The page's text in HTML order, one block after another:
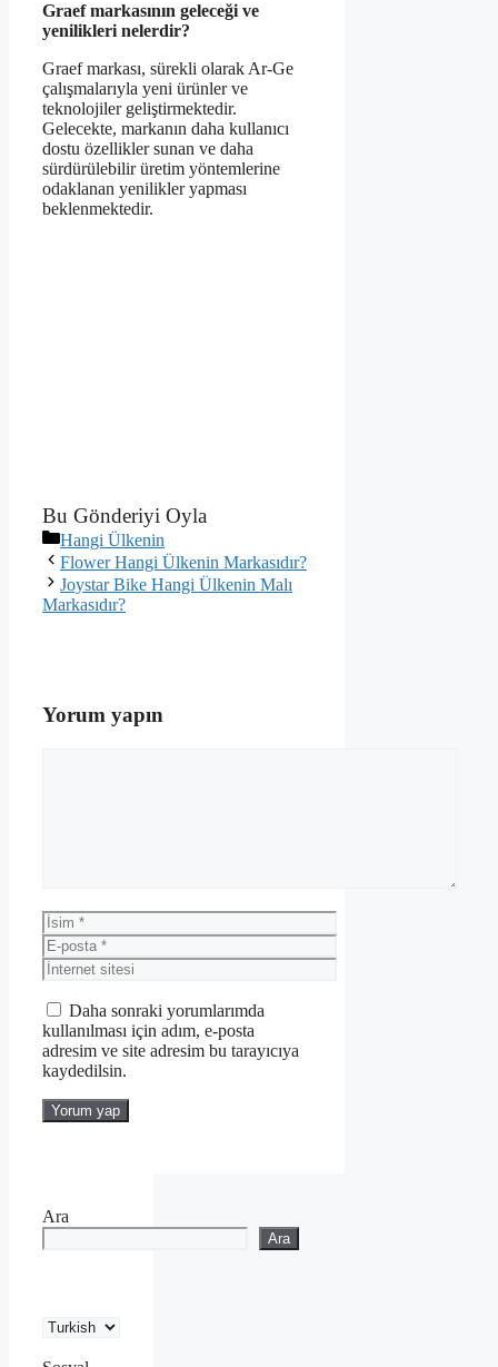
Graef markasının geleceği ve
yenilikleri nelerdir?
Graef markası, sürekli olarak Ar-Ge
çalışmalarıyla yeni ürünler ve
teknolojiler geliştirmektedir.
Gelecekte, markanın daha kullanıcı
dostu özellikler sunan ve daha
sürdürülebilir üretim yöntemlerine
odaklanan yenilikler yapması
beklenmektedir.
Bu Gönderiyi Oyla
Kategoriler
Hangi Ülkenin
Flower Hangi Ülkenin Markasıdır?
Joystar Bike Hangi Ülkenin Malı
Markasıdır?
Yorum yapın
İsim
E-
posta
İnternet
sitesi
Daha sonraki yorumlarımda
kullanılması için adım, e-posta
adresim ve site adresim bu tarayıcıya
kaydedilsin.
Ara
Ara